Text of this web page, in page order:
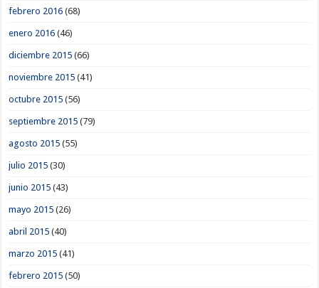
febrero 2016 (68)
enero 2016 (46)
diciembre 2015 (66)
noviembre 2015 (41)
octubre 2015 (56)
septiembre 2015 (79)
agosto 2015 (55)
julio 2015 (30)
junio 2015 (43)
mayo 2015 (26)
abril 2015 (40)
marzo 2015 (41)
febrero 2015 (50)